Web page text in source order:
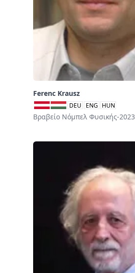
Ferenc Krausz
DEU ENG HUN
Βραβείο Νόμπελ Φυσικής-2023